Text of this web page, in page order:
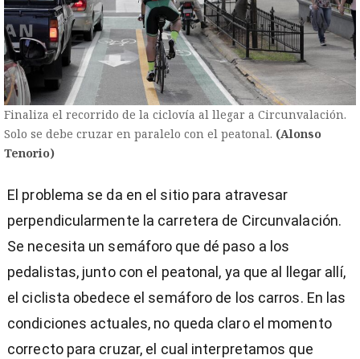
Finaliza el recorrido de la ciclovía al llegar a Circunvalación.
Solo se debe cruzar en paralelo con el peatonal. (Alonso
Tenorio)
El problema se da en el sitio para atravesar
perpendicularmente la carretera de Circunvalación.
Se necesita un semáforo que dé paso a los
pedalistas, junto con el peatonal, ya que al llegar allí,
el ciclista obedece el semáforo de los carros. En las
condiciones actuales, no queda claro el momento
correcto para cruzar, el cual interpretamos que